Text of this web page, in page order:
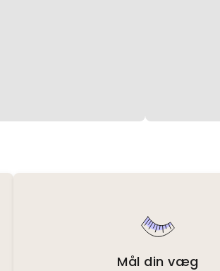
Mål din væg